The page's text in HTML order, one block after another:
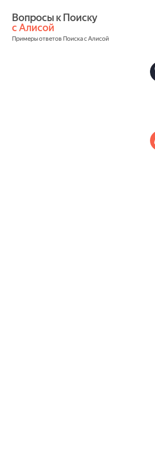
с Алисой
Примеры ответов Поиска с Алисой